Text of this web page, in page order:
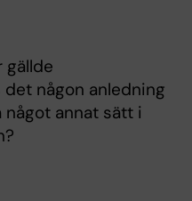
gällde
någon anledning
annat sätt i